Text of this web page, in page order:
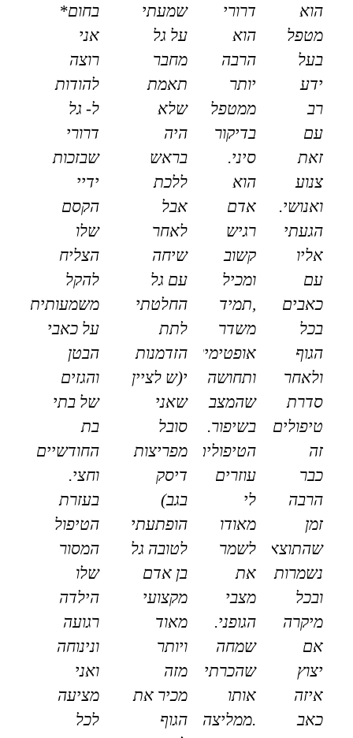
הוא
מטפל
בעל
ידע
רב
עם
זאת
צנוע
ואנושי.
הגעתי
אליו
עם
כאבים
בכל
הגוף
ולאחר
סדרת
טיפולים
זה
כבר
הרבה
זמן
שהתוצאות
נשמרות
ובכל
מיקרה
אם
יצוץ
איזה
כאב
דרורי
הוא
הרבה
יותר
ממטפל
בדיקור
סיני.
הוא
אדם
רגיש
קשוב
ומכיל
,תמיד
משדר
אופטימיות
ותחושה
שהמצב
בשיפור.
הטיפולים
עוזרים
לי
מאודו
לשמר
את
מצבי
הגופני.
שמחה
שהכרתי
אותו
.ממליצה
שמעתי
על גל
מחבר
תאמת
שלא
היה
בראש
ללכת
אבל
לאחר
שיחה
עם גל
החלטתי
לתת
הזדמנות
י(ש לציין
שאני
סובל
מפריצות
דיסק
בגב)
הופתעתי
לטובה גל
בן אדם
מקצועי
מאוד
ויותר
מזה
מכיר את
הגוף
בחום*
אני
רוצה
להודות
ל- גל
דרורי
שבזכות
ידיי
הקסם
שלו
הצליח
להקל
משמעותית
על כאבי
הבטן
והגזים
של בתי
בת
החודשיים
וחצי.
בעזרת
הטיפול
המסור
שלו
הילדה
רגועה
ונינוחה
ואני
מציעה
לכל